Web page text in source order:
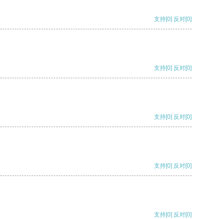
支持[0] 反对[0]
支持[0] 反对[0]
支持[0] 反对[0]
支持[0] 反对[0]
支持[0] 反对[0]